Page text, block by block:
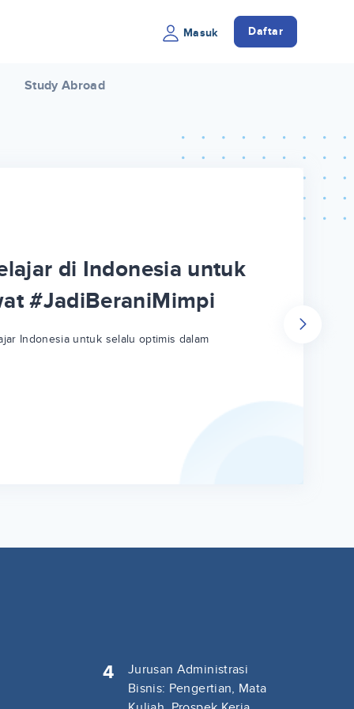
Masuk Daftar
Study Abroad
di Indonesia untuk
#JadiBeraniMimpi
Indonesia untuk selalu optimis dalam
4
Jurusan Administrasi
Bisnis: Pengertian, Mata